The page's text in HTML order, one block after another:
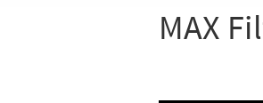
MAX